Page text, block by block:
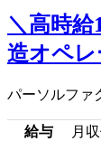
＼高時
造オペレ
パーソルファ
給与 月